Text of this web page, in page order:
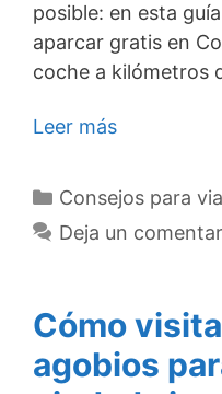
posible: en esta
aparcar gratis en
coche a kilómetros
Leer más
Categorías
Consejos para
Deja un
Cómo
agobios